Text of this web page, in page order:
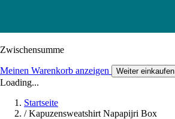
Zwischensumme
Meinen Warenkorb anzeigen Weiter einkaufen
Loading...
Startseite
/ Kapuzensweatshirt Napapijri Box